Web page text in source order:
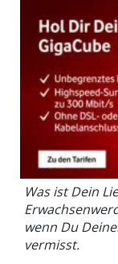
Was ist Dein
wenn Du
vermisst.